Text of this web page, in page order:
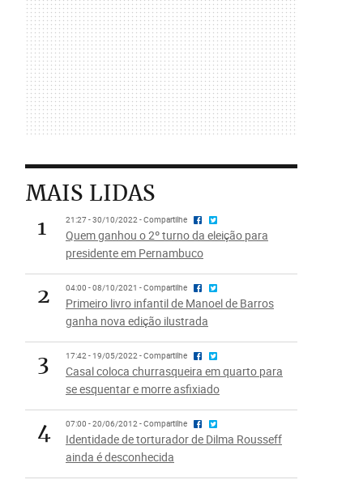
MAIS LIDAS
1
21:27 - 30/10/2022 - Compartilhe
Quem ganhou o 2º turno da eleição para
presidente em Pernambuco
2 04:00 - 08/10/2021 - Compartilhe
Primeiro livro infantil de Manoel de Barros
ganha nova edição ilustrada
3 17:42 - 19/05/2022 - Compartilhe
Casal coloca churrasqueira em quarto para
se esquentar e morre asfixiado
4 07:00 - 20/06/2012 - Compartilhe
Identidade de torturador de Dilma Rousseff
ainda é desconhecida